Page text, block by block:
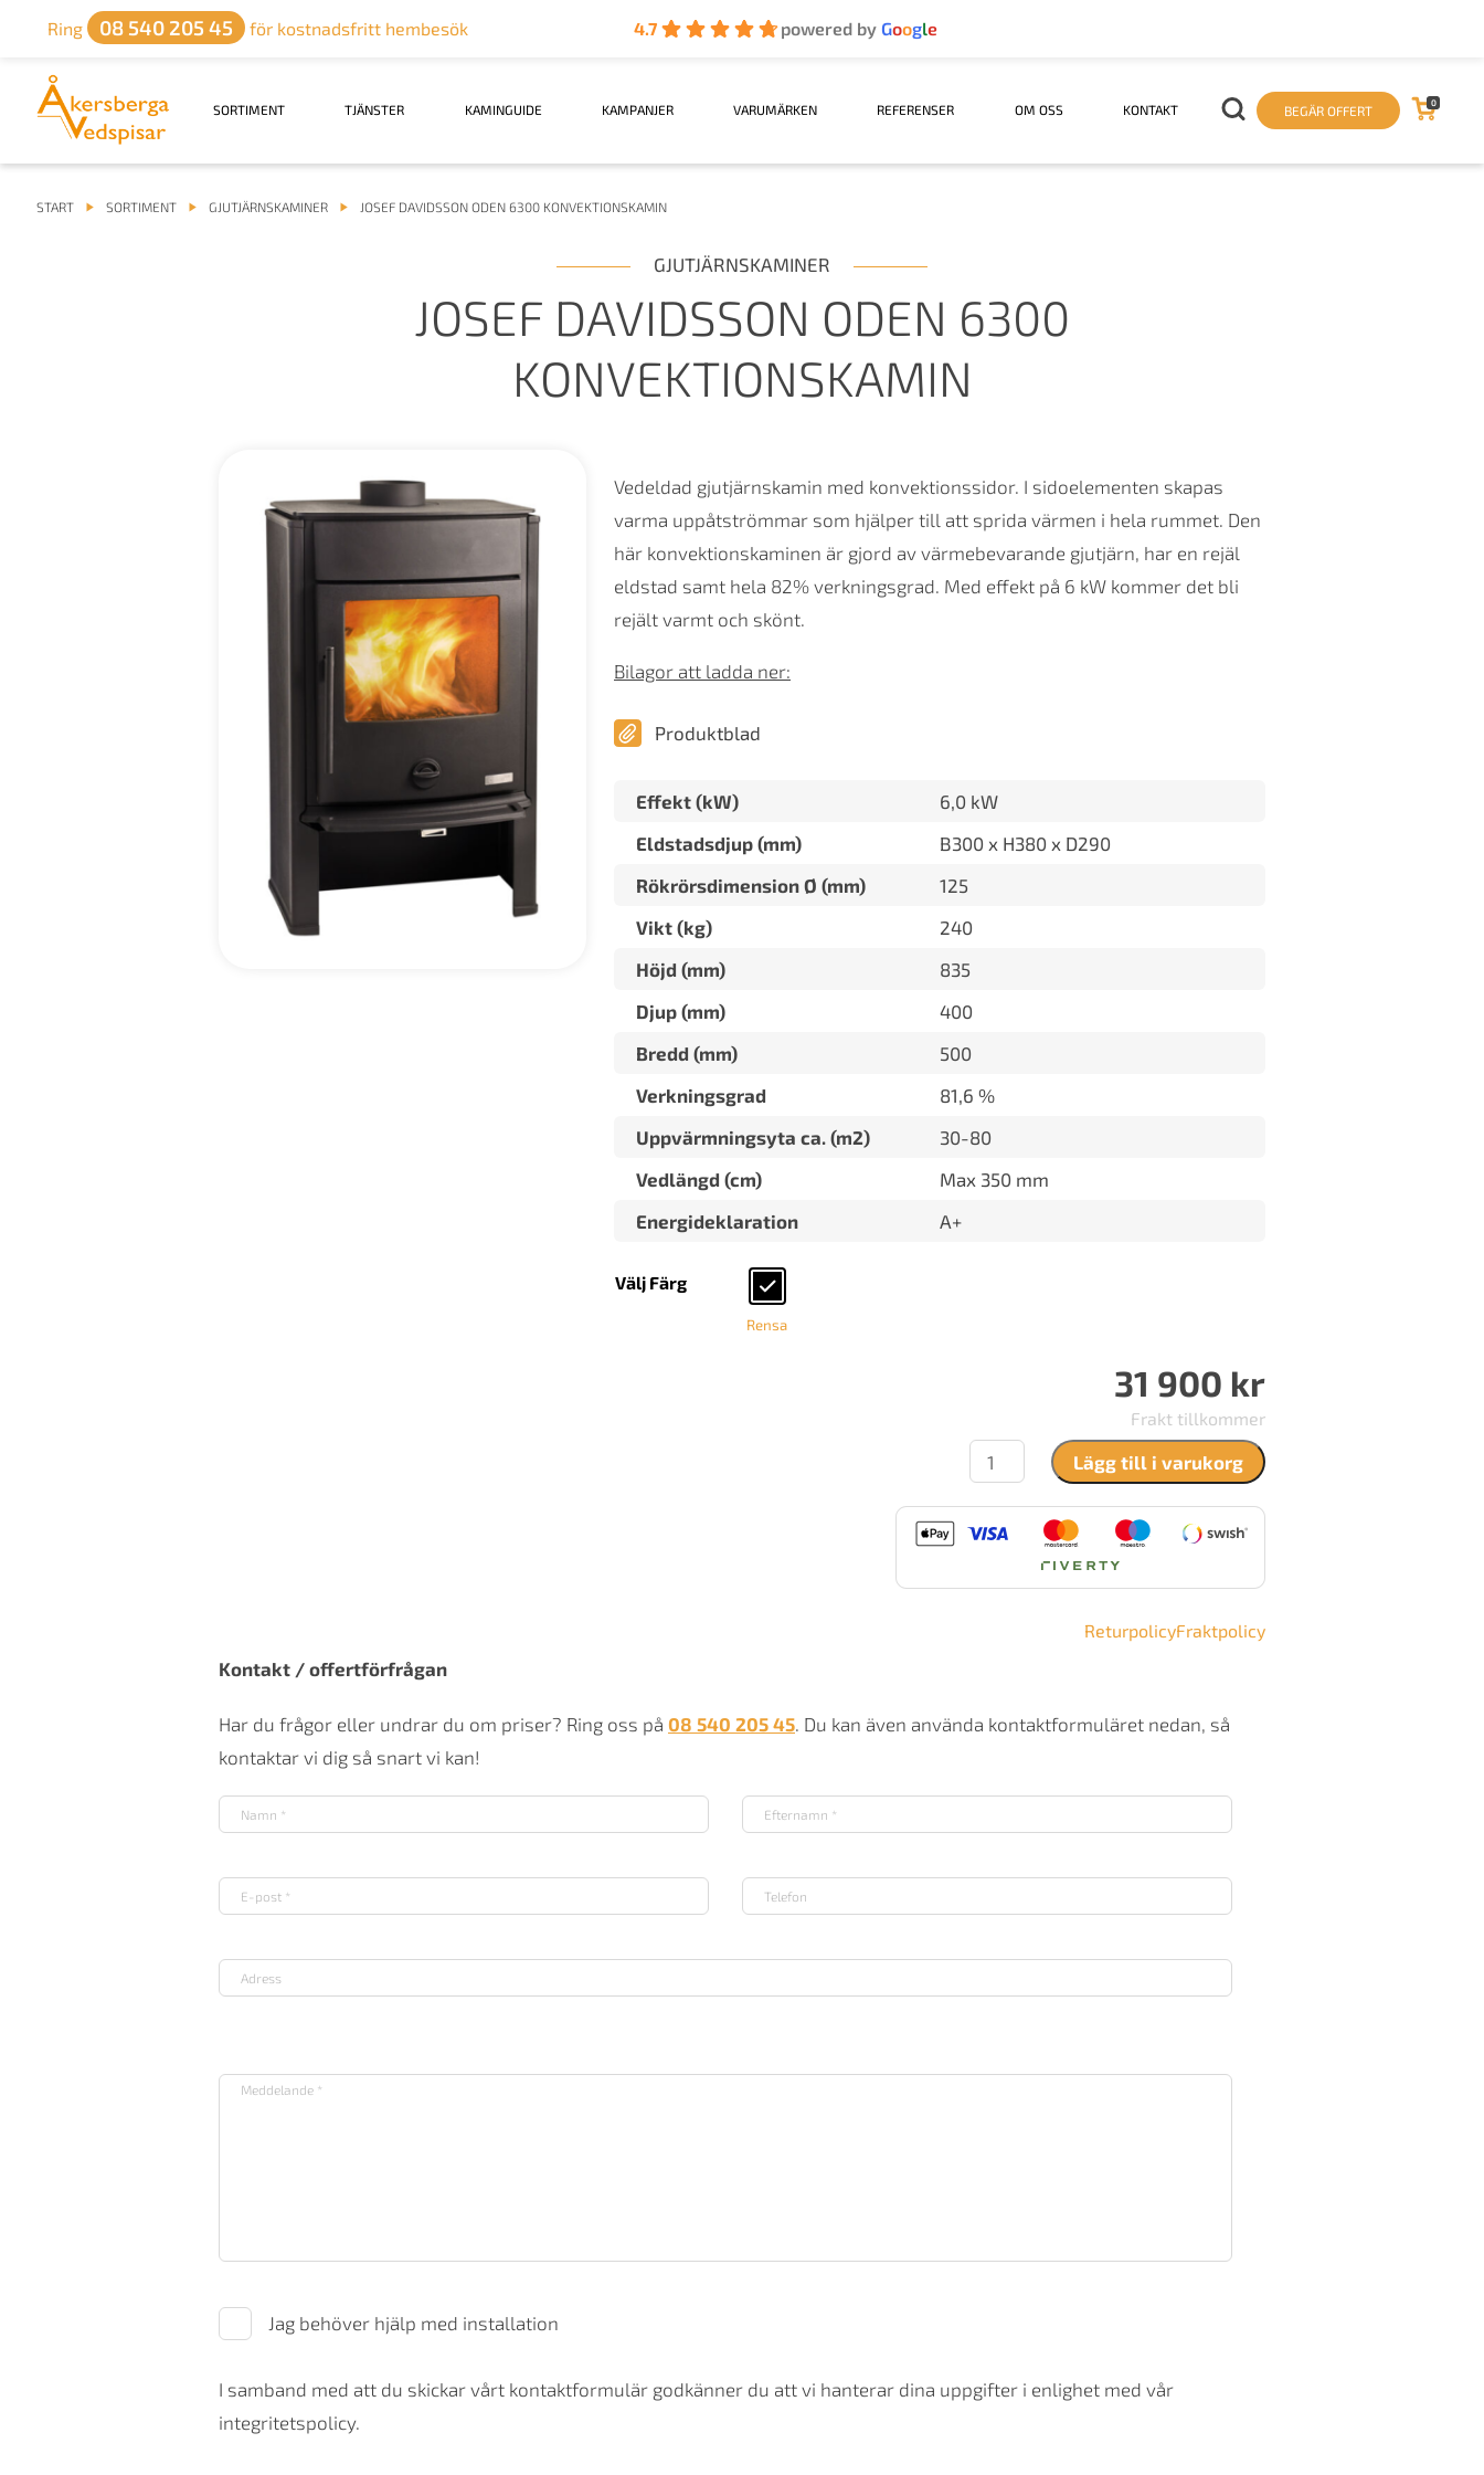
Ring 08 540 205 45 för kostnadsfritt hembesök 4.7 powered byGoogle
SORTIMENT TJÄNSTER KAMINGUIDE KAMPANJER VARUMÄRKEN REFERENSER OM OSS KONTAKT BEGÄR OFFERT 0
START SORTIMENT GJUTJÄRNSKAMINER JOSEF DAVIDSSON ODEN 6300 KONVEKTIONSKAMIN
GJUTJÄRNSKAMINER
JOSEF DAVIDSSON ODEN 6300
KONVEKTIONSKAMIN
Vedeldad gjutjärnskamin med konvektionssidor. I sidoelementen skapas
varma uppåtströmmar som hjälper till att sprida värmen i hela rummet. Den
här konvektionskaminen är gjord av värmebevarande gjutjärn, har en rejäl
eldstad samt hela 82% verkningsgrad. Med effekt på 6 kW kommer det bli
rejält varmt och skönt.
Bilagor att ladda ner:
Produktblad
Effekt (kW)
6,0 kW
Eldstadsdjup (mm)
B300 x H380 x D290
Rökrörsdimension Ø (mm)
125
Vikt (kg)
240
Höjd (mm)
835
Djup (mm)
400
Bredd (mm)
500
Verkningsgrad
81,6 %
Uppvärmningsyta ca. (m2)
30-80
Vedlängd (cm)
Max 350 mm
Energideklaration
A+
Välj Färg
Rensa
31 900 kr
Frakt tillkommer
Josef
Davidsson
6300
Konvektionskamin
Lägg till i varukorg
ReturpolicyFraktpolicy
Kontakt / offertförfrågan
Har du frågor eller undrar du om priser? Ring oss på 08 540 205 45. Du kan även använda kontaktformuläret nedan, så
kontaktar vi dig så snart vi kan!
Jag behöver hjälp med installation
I samband med att du skickar vårt kontaktformulär godkänner du att vi hanterar dina uppgifter i enlighet med vår
integritetspolicy.